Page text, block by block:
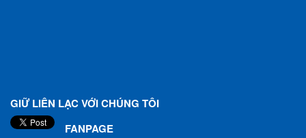
GIỮ LIÊN LẠC VỚI CHÚNG TÔI
FANPAGE